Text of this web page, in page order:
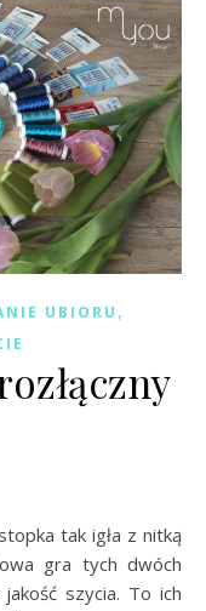
UBIORU ,
gra tych dwóch
szycia. To ich